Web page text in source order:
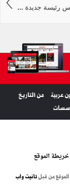
رئيسة جديدة ...
عربية
من التاريخ
خريطة الموقع
من قبلتانيت واب